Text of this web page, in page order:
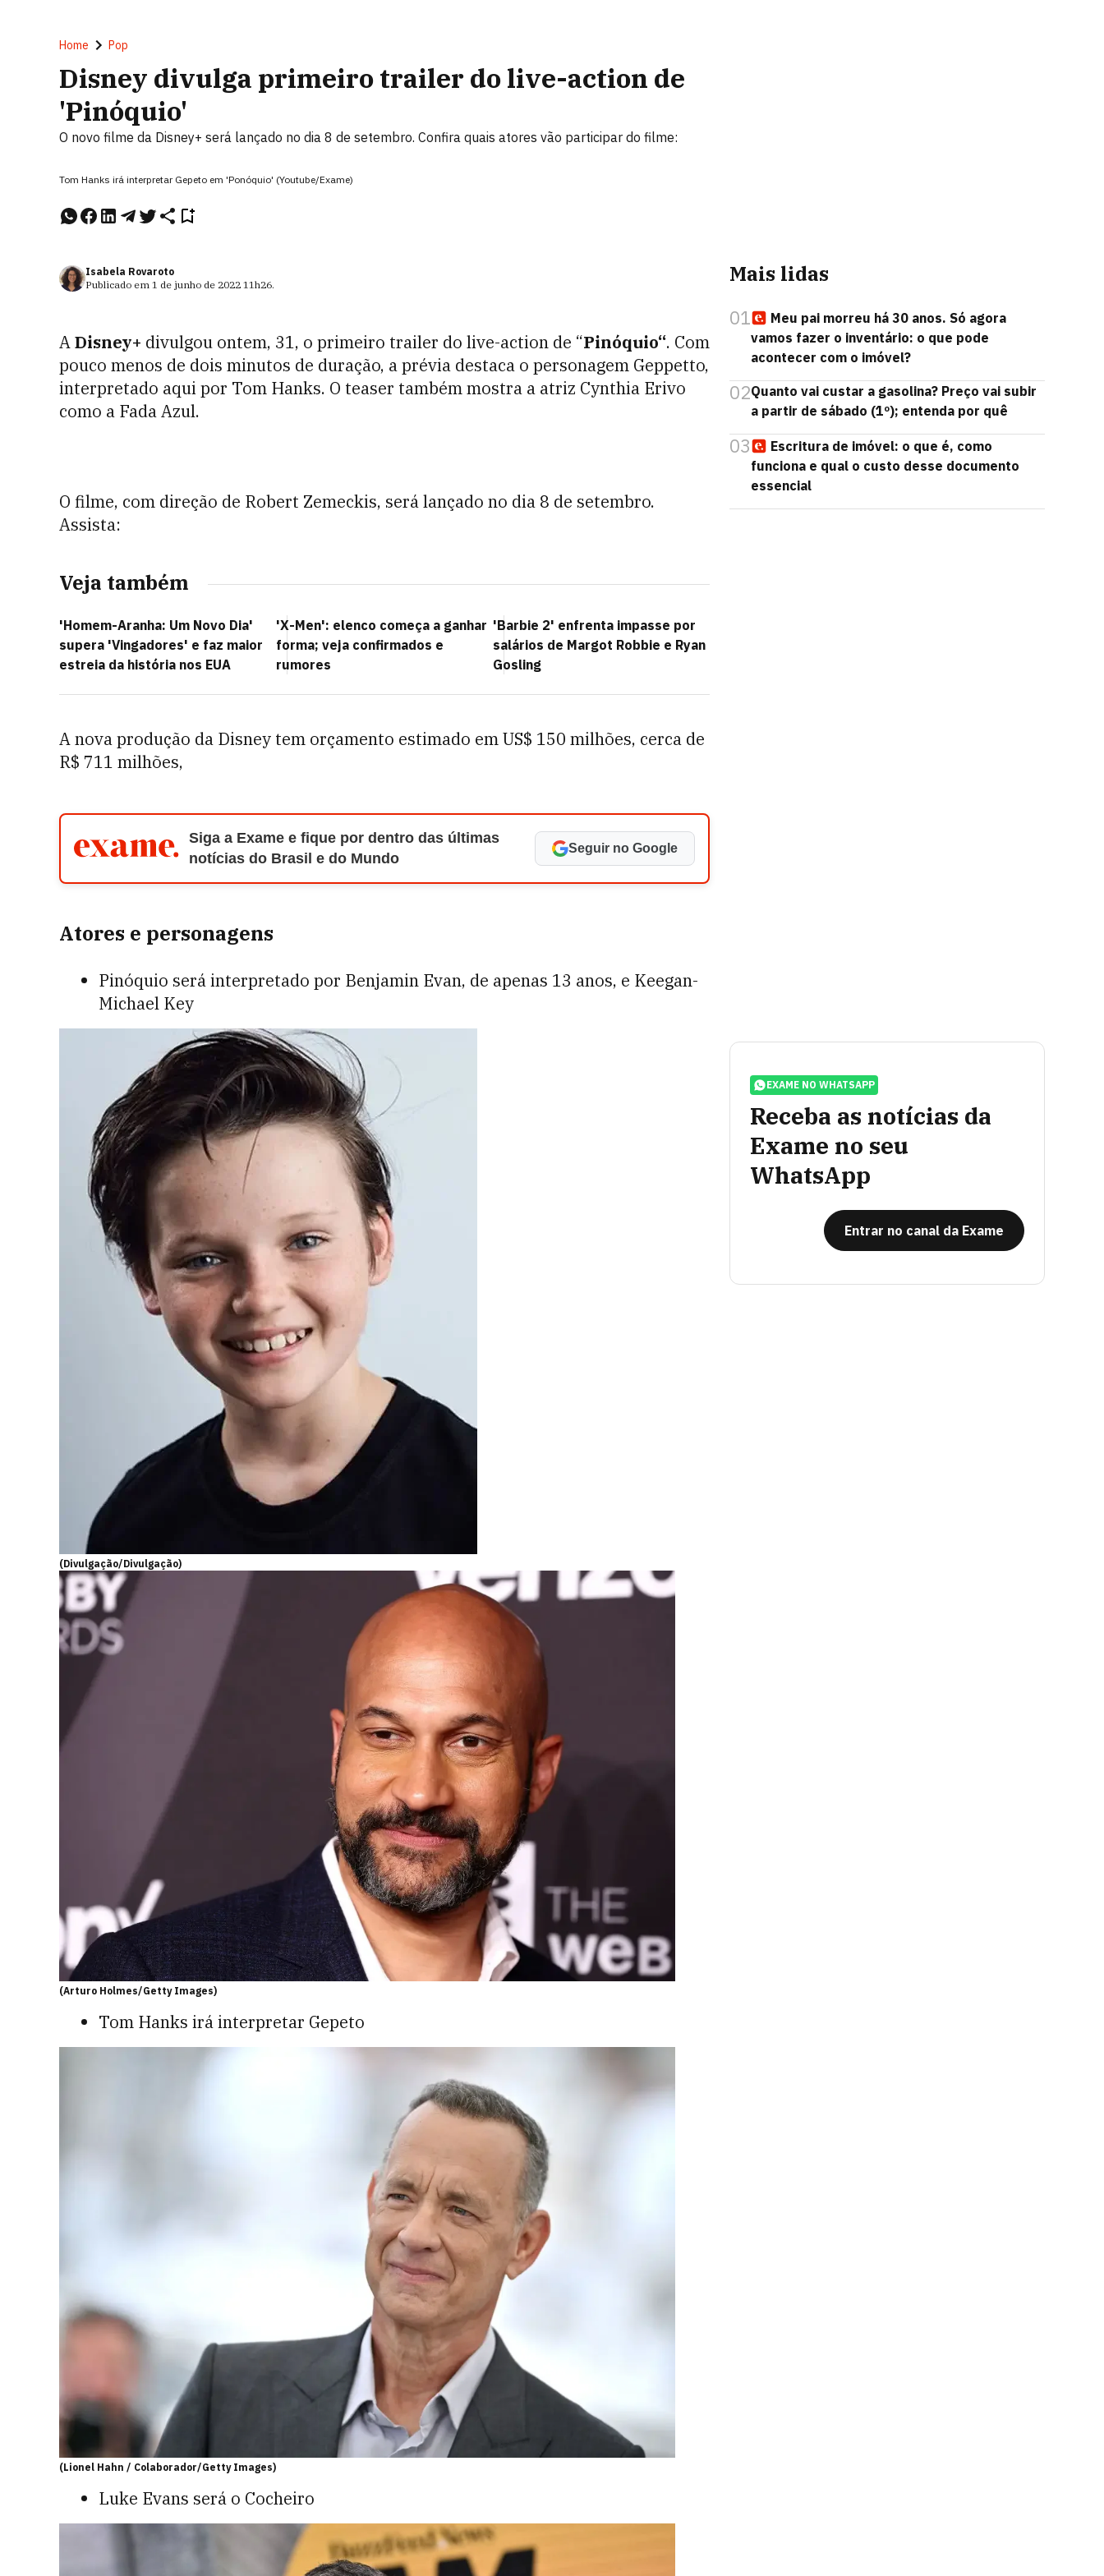
Home Pop
Disney divulga primeiro trailer do live-action de
'Pinóquio'
O novo filme da Disney+ será lançado no dia 8 de setembro. Confira quais atores vão participar do filme:
Tom Hanks irá interpretar Gepeto em 'Ponóquio' (Youtube/Exame)
Isabela Rovaroto
Publicado em 1 de junho de 2022 11h26.
ADisney+ divulgou ontem, 31, o primeiro trailer do live-action de “Pinóquio“. Com
pouco menos de dois minutos de duração, a prévia destaca o personagem Geppetto,
interpretado aqui por Tom Hanks. O teaser também mostra a atriz Cynthia Erivo
como a Fada Azul.
O filme, com direção de Robert Zemeckis, será lançado no dia 8 de setembro.
Assista:
Veja também
'Homem-Aranha: Um Novo Dia'
supera 'Vingadores' e faz maior
estreia da história nos EUA
'X-Men': elenco começa a ganhar
forma; veja confirmados e
rumores
'Barbie 2' enfrenta impasse por
salários de Margot Robbie e Ryan
Gosling
A nova produção da Disney tem orçamento estimado em US$ 150 milhões, cerca de
R$ 711 milhões,
Siga a Exame e fique por dentro das últimas
notícias do Brasil e do Mundo
Seguir no Google
Atores e personagens
Pinóquio será interpretado por Benjamin Evan, de apenas 13 anos, e Keegan-
Michael Key
(Divulgação/Divulgação)
(Arturo Holmes/Getty Images)
Tom Hanks irá interpretar Gepeto
(Lionel Hahn / Colaborador/Getty Images)
Luke Evans será o Cocheiro
Mais lidas
01
Meu pai morreu há 30 anos. Só agora
vamos fazer o inventário: o que pode
acontecer com o imóvel?
02Quanto vai custar a gasolina? Preço vai subir
a partir de sábado (1º); entenda por quê
03
Escritura de imóvel: o que é, como
funciona e qual o custo desse documento
essencial
EXAME NO WHATSAPP
Receba as notícias da
Exame no seu
WhatsApp
Entrar no canal da Exame